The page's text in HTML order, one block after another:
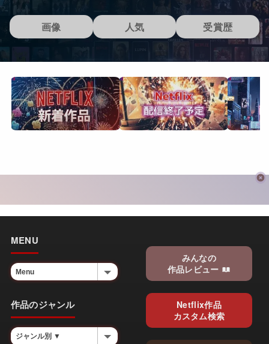
画像 人気 受賞歴
MENU
作品のジャンル
みんなの
作品レビュー
Netflix作品
カスタム検索